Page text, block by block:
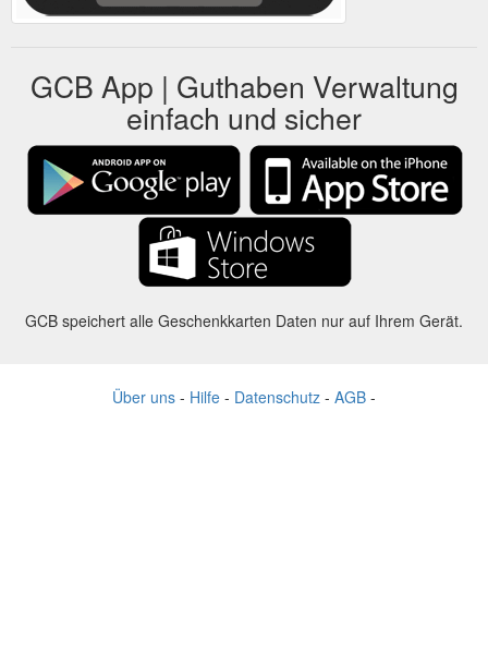
GCB App | Guthaben Verwaltung
einfach und sicher
GCB speichert alle Geschenkkarten Daten nur auf Ihrem Gerät.
Über uns - Hilfe - Datenschutz - AGB -